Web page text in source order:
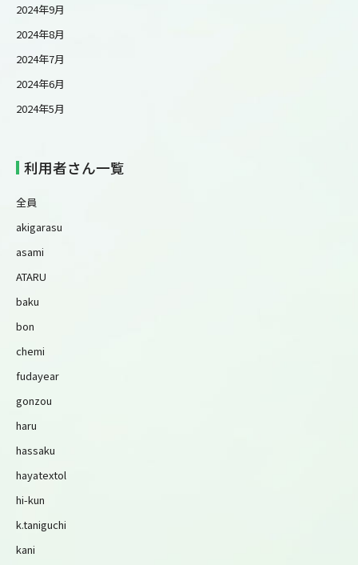
2024年9月
2024年8月
2024年7月
2024年6月
2024年5月
利用者さん一覧
全員
akigarasu
asami
ATARU
baku
bon
chemi
fudayear
gonzou
haru
hassaku
hayatextol
hi-kun
k.taniguchi
kani